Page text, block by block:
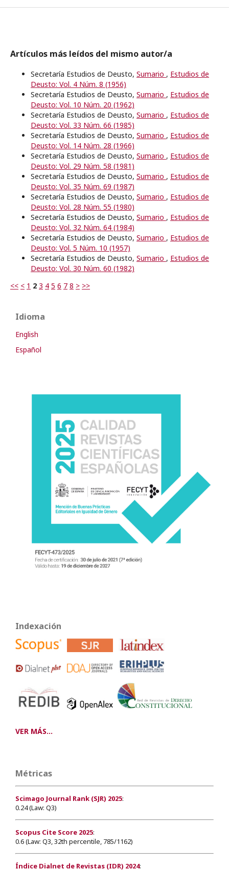
Artículos más leídos del mismo autor/a
Secretaría Estudios de Deusto, Sumario , Estudios de
Deusto: Vol. 4 Núm. 8 (1956)
Secretaría Estudios de Deusto, Sumario , Estudios de
Deusto: Vol. 10 Núm. 20 (1962)
Secretaría Estudios de Deusto, Sumario , Estudios de
Deusto: Vol. 33 Núm. 66 (1985)
Secretaría Estudios de Deusto, Sumario , Estudios de
Deusto: Vol. 14 Núm. 28 (1966)
Secretaría Estudios de Deusto, Sumario , Estudios de
Deusto: Vol. 29 Núm. 58 (1981)
Secretaría Estudios de Deusto, Sumario , Estudios de
Deusto: Vol. 35 Núm. 69 (1987)
Secretaría Estudios de Deusto, Sumario , Estudios de
Deusto: Vol. 28 Núm. 55 (1980)
Secretaría Estudios de Deusto, Sumario , Estudios de
Deusto: Vol. 32 Núm. 64 (1984)
Secretaría Estudios de Deusto, Sumario , Estudios de
Deusto: Vol. 5 Núm. 10 (1957)
Secretaría Estudios de Deusto, Sumario , Estudios de
Deusto: Vol. 30 Núm. 60 (1982)
<< < 1 2 3 4 5 6 7 8 > >>
Idioma
English
Español
Indexación
VER MÁS...
Métricas
Scimago Journal Rank (SJR) 2025:
0.24 (Law: Q3)
Scopus Cite Score 2025:
0.6 (Law: Q3, 32th percentile, 785/1162)
Índice Dialnet de Revistas (IDR) 2024: